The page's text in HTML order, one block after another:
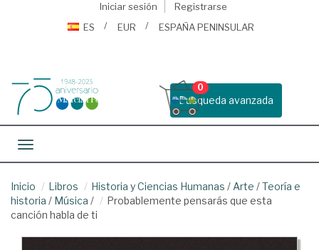
Iniciar sesión
Registrarse
ES
EUR ESPAÑA PENINSULAR
Busqueda avanzada
0
Toggle navigation
Inicio Libros Historia y Ciencias Humanas / Arte /Teoría e
historia / Música /
Probablemente pensarás que esta
canción habla de ti